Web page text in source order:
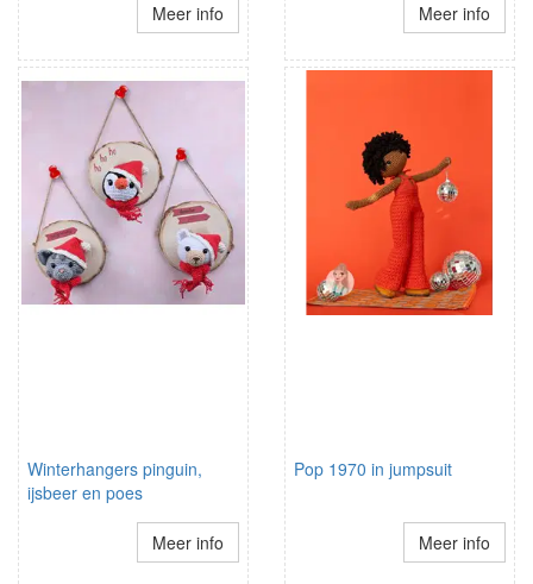
Meer info Meer info
Winterhangers pinguin,
ijsbeer en poes
Meer info
Pop 1970 in jumpsuit
Meer info